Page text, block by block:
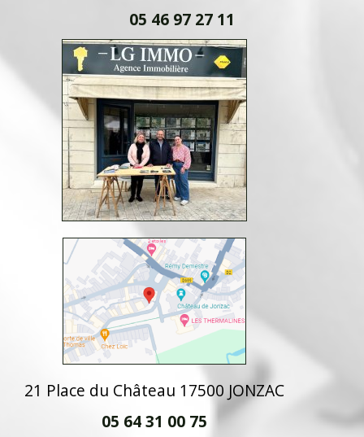
05 46 97 27 11
21 Place du Château 17500 JONZAC
05 64 31 00 75